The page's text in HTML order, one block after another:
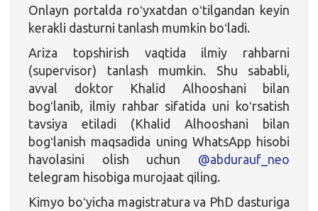
Onlayn portalda roʻyxatdan oʻtilgandan keyin
kerakli dasturni tanlash mumkin boʻladi.
Ariza topshirish vaqtida ilmiy rahbarni
(supervisor) tanlash mumkin. Shu sababli,
avval doktor Khalid Alhooshani bilan
bogʻlanib, ilmiy rahbar sifatida uni koʻrsatish
tavsiya etiladi (Khalid Alhooshani bilan
bogʻlanish maqsadida uning WhatsApp hisobi
havolasini olish uchun @abdurauf_neo
telegram hisobiga murojaat qiling.
Kimyo boʻyicha magistratura va PhD dasturiga